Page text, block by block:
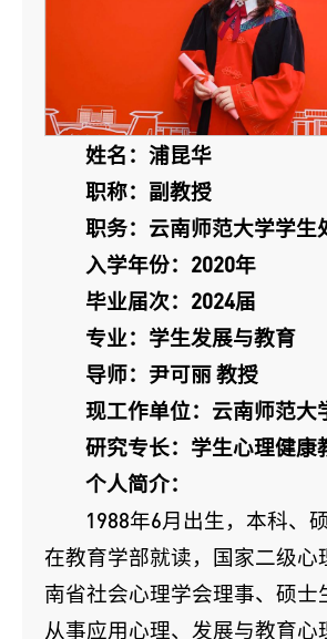
姓名：浦昆华
职称：副教授
职务：云南师范大学学生
入学年份：2020年
毕业届次：2024届
专业：学生发展与教育
导师：尹可丽 教授
现工作单位：云南师范大
研究专长：学生心理健康
个人简介：
1988年6月出生，本科、
在教育学部就读，国家二级心
南省社会心理学会理事、硕士
从事应用心理、发展与教育心